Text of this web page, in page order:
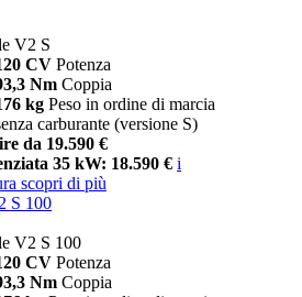
V2 S
CV Potenza
Nm Coppia
kg Peso in ordine di marcia
carburante (versione S)
da 19.590 €
35 kW: 18.590 € i
scopri di più
S 100
V2 S 100
CV Potenza
Nm Coppia